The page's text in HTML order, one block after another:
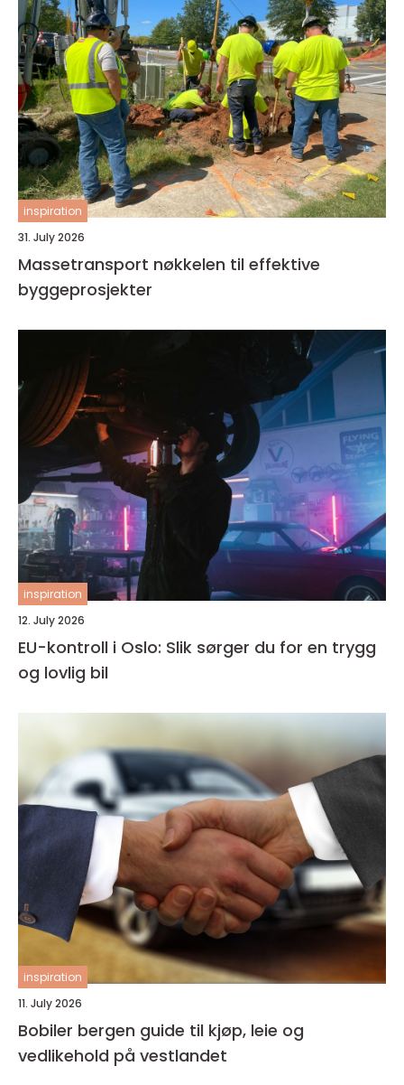
inspiration
31. July 2026
Massetransport nøkkelen til effektive
byggeprosjekter
inspiration
12. July 2026
EU-kontroll i Oslo: Slik sørger du for en trygg
og lovlig bil
inspiration
11. July 2026
Bobiler bergen guide til kjøp, leie og
vedlikehold på vestlandet